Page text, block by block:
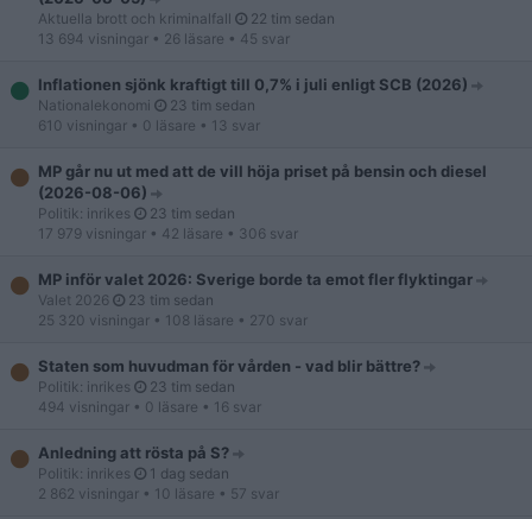
Aktuella brott och kriminalfall
22 tim sedan
13 694 visningar • 26 läsare • 45 svar
Inflationen sjönk kraftigt till 0,7% i juli enligt SCB (2026)
Nationalekonomi
23 tim sedan
610 visningar • 0 läsare • 13 svar
MP går nu ut med att de vill höja priset på bensin och diesel
(2026-08-06)
Politik: inrikes
23 tim sedan
17 979 visningar • 42 läsare • 306 svar
MP inför valet 2026: Sverige borde ta emot fler flyktingar
Valet 2026
23 tim sedan
25 320 visningar • 108 läsare • 270 svar
Staten som huvudman för vården - vad blir bättre?
Politik: inrikes
23 tim sedan
494 visningar • 0 läsare • 16 svar
Anledning att rösta på S?
Politik: inrikes
1 dag sedan
2 862 visningar • 10 läsare • 57 svar